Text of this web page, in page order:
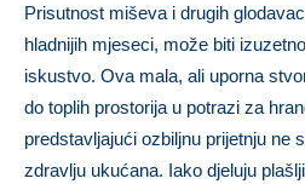
Prisutnost miševa i drugih
hladnijih mjeseci, može biti
iskustvo. Ova mala, ali uporna
do toplih prostorija u potrazi za
predstavljajući ozbiljnu prijetnju ne
zdravlju ukućana. Iako djeluju